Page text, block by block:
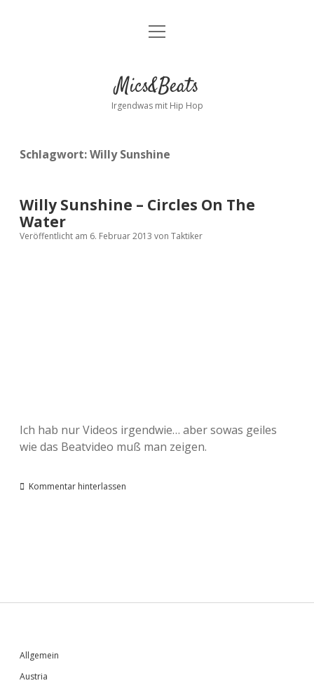
Kontakt
facebookinstagram
bandcamp
spotify
Menü
Mics&Beats
Irgendwas mit Hip Hop
Schlagwort:Willy Sunshine
Willy Sunshine – Circles On The
Water
Veröffentlicht am 6. Februar 2013 von Taktiker
Ich hab nur Videos irgendwie… aber sowas geiles
wie das Beatvideo muß man zeigen.
Kommentar hinterlassen
Sidebar
Allgemein
Austria